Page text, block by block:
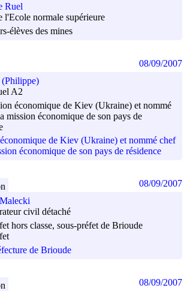
Ruel
l'Ecole normale supérieure
élèves des mines
(Philippe)
A2
économique de Kiev (Ukraine) et nommé
mission économique de son pays de
de Kiev (Ukraine) et nommé chef
économique de son pays de résidence
08/09/2007
civil détaché
hors classe, sous-préfet de Brioude
de Brioude
08/09/2007
08/09/2007